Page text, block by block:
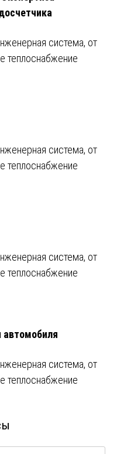
система, от
теплоснабжение
система, от
теплоснабжение
система, от
теплоснабжение
автомобиля
система, от
теплоснабжение